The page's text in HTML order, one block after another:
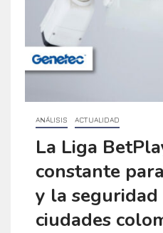
ANÁLISIS ACTUALIDAD
La Liga
constante
y la seguridad
ciudades